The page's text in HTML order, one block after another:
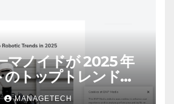
マノイドが 2025 年
トップトレンドに |
MANAGETECH